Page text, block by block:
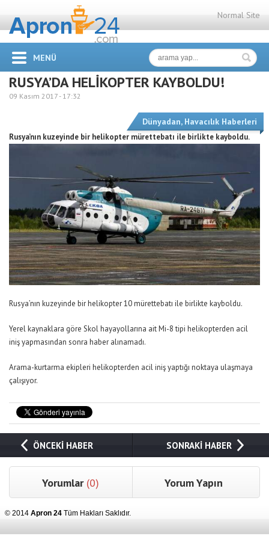
Normal Site
MENÜ
RUSYA’DA HELİKOPTER KAYBOLDU!
09 Kasım 2017 - 17:32
Dünyadan, Havacılık Haberleri
Rusya’nın kuzeyinde bir helikopter mürettebatı ile birlikte kayboldu.
Rusya’nın kuzeyinde bir helikopter 10 mürettebatı ile birlikte kayboldu.
Yerel kaynaklara göre Skol hayayollarına ait Mi-8 tipi helikopterden acil
iniş yapmasından sonra haber alınamadı.
Arama-kurtarma ekipleri helikopterden acil iniş yaptığı noktaya ulaşmaya
çalışıyor.
ÖNCEKİ HABER SONRAKİ HABER
Yorumlar (0) Yorum Yapın
© 2014 Apron 24 Tüm Hakları Saklıdır.